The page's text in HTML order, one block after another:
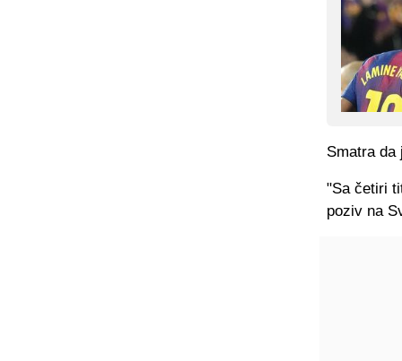
Smatra da
"Sa četiri
poziv na